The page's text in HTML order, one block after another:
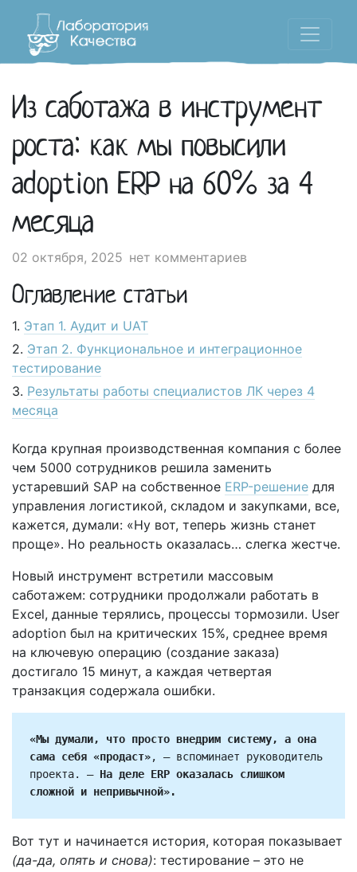
Из саботажа в инструмент
роста: как мы повысили
adoption ERP на 60% за 4
месяца
02 октября, 2025 нет комментариев
Оглавление статьи
Этап 1. Аудит и UAT
Этап 2. Функциональное и интеграционное
тестирование
Результаты работы специалистов ЛК через 4
месяца
Когда крупная производственная компания с более
чем 5000 сотрудников решила заменить
устаревший SAP на собственное ERP-решение для
управления логистикой, складом и закупками, все,
кажется, думали: «Ну вот, теперь жизнь станет
проще». Но реальность оказалась… слегка жестче.
Новый инструмент встретили массовым
саботажем: сотрудники продолжали работать в
Excel, данные терялись, процессы тормозили. User
adoption был на критических 15%, среднее время
на ключевую операцию (создание заказа)
достигало 15 минут, а каждая четвертая
транзакция содержала ошибки.
«Мы думали, что просто внедрим систему, а она
сама себя «продаст», – вспоминает руководитель
проекта. – На деле ERP оказалась слишком
сложной и непривычной».
Вот тут и начинается история, которая показывает
(да-да, опять и снова): тестирование – это не